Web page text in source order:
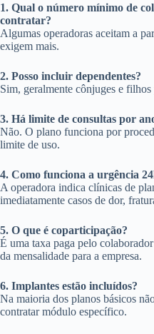
1. Qual o número mínimo de
contratar?
Algumas operadoras aceitam a
exigem mais.
2. Posso incluir dependentes?
Sim, geralmente cônjuges e
3. Há limite de consultas por
Não. O plano funciona por
limite de uso.
4. Como funciona a urgência
A operadora indica clínicas de
imediatamente casos de dor,
5. O que é coparticipação?
É uma taxa paga pelo
da mensalidade para a empresa.
6. Implantes estão incluídos?
Na maioria dos planos básicos
contratar módulo específico.